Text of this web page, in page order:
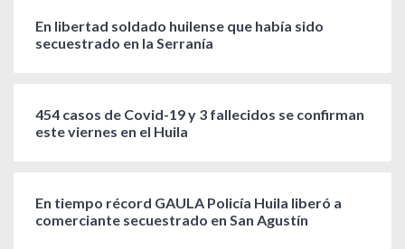
En libertad soldado huilense que había sido
secuestrado en la Serranía
454 casos de Covid-19 y 3 fallecidos se confirman
este viernes en el Huila
En tiempo récord GAULA Policía Huila liberó a
comerciante secuestrado en San Agustín